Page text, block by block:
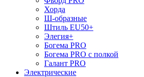
Хорда
Ш-образные
Штиль EU50+
Элегия+
Богема PRO
Богема PRO с полкой
Галант PRO
Электрические